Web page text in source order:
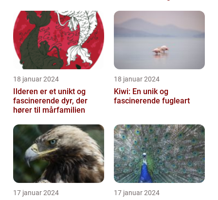
18 januar 2024
Ilderen er et unikt og
fascinerende dyr, der
hører til mårfamilien
18 januar 2024
Kiwi: En unik og
fascinerende fugleart
17 januar 2024 17 januar 2024